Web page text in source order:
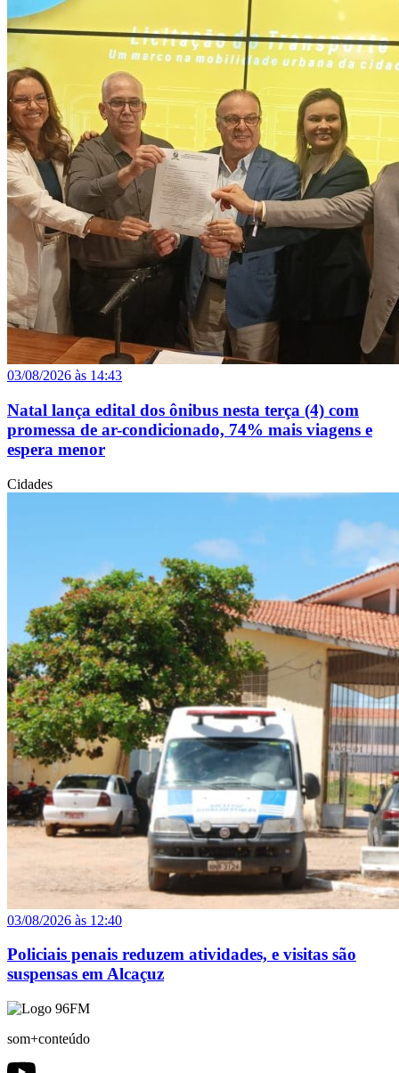
03/08/2026 às 14:43
Natal lança edital dos ônibus nesta terça (4) com
promessa de ar-condicionado, 74% mais viagens e
espera menor
Cidades
03/08/2026 às 12:40
Policiais penais reduzem atividades, e visitas são
suspensas em Alcaçuz
som+conteúdo